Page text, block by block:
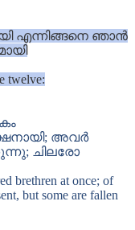
എന്നിങ്ങനെ ഞാൻ
twelve:
അവർ
ചിലരോ
brethren at once; of
but some are fallen